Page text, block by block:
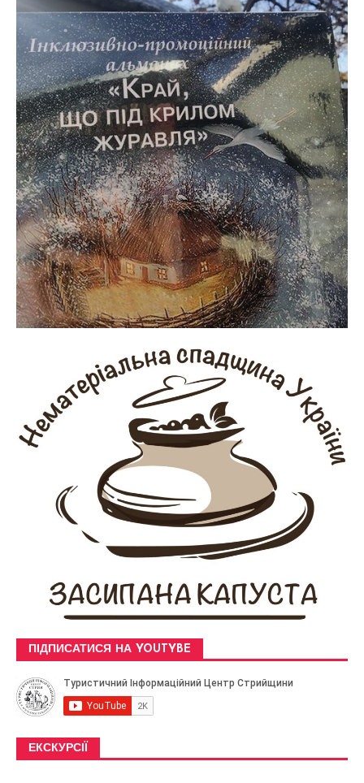
ПІДПИСАТИСЯ НА YOUTYBE
ЕКСКУРСІЇ